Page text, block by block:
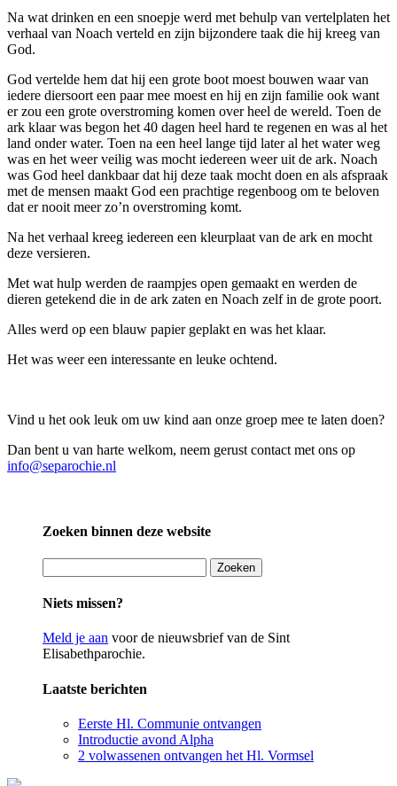
Na wat drinken en een snoepje werd met behulp van vertelplaten het
verhaal van Noach verteld en zijn bijzondere taak die hij kreeg van
God.
God vertelde hem dat hij een grote boot moest bouwen waar van
iedere diersoort een paar mee moest en hij en zijn familie ook want
er zou een grote overstroming komen over heel de wereld. Toen de
ark klaar was begon het 40 dagen heel hard te regenen en was al het
land onder water. Toen na een heel lange tijd later al het water weg
was en het weer veilig was mocht iedereen weer uit de ark. Noach
was God heel dankbaar dat hij deze taak mocht doen en als afspraak
met de mensen maakt God een prachtige regenboog om te beloven
dat er nooit meer zo’n overstroming komt.
Na het verhaal kreeg iedereen een kleurplaat van de ark en mocht
deze versieren.
Met wat hulp werden de raampjes open gemaakt en werden de
dieren getekend die in de ark zaten en Noach zelf in de grote poort.
Alles werd op een blauw papier geplakt en was het klaar.
Het was weer een interessante en leuke ochtend.
Vind u het ook leuk om uw kind aan onze groep mee te laten doen?
Dan bent u van harte welkom, neem gerust contact met ons op
info@separochie.nl
Zoeken binnen deze website
naar:
Niets missen?
Meld je aan voor de nieuwsbrief van de Sint
Elisabethparochie.
Laatste berichten
Eerste Hl. Communie ontvangen
Introductie avond Alpha
2 volwassenen ontvangen het Hl. Vormsel